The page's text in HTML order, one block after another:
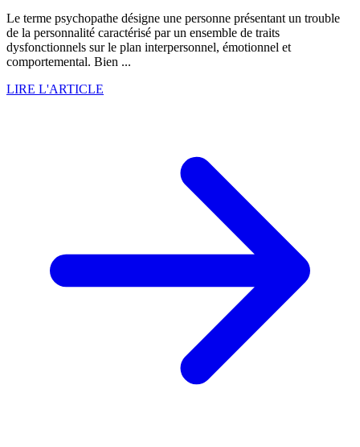
Le terme psychopathe désigne une personne présentant un trouble
de la personnalité caractérisé par un ensemble de traits
dysfonctionnels sur le plan interpersonnel, émotionnel et
comportemental. Bien ...
LIRE L'ARTICLE